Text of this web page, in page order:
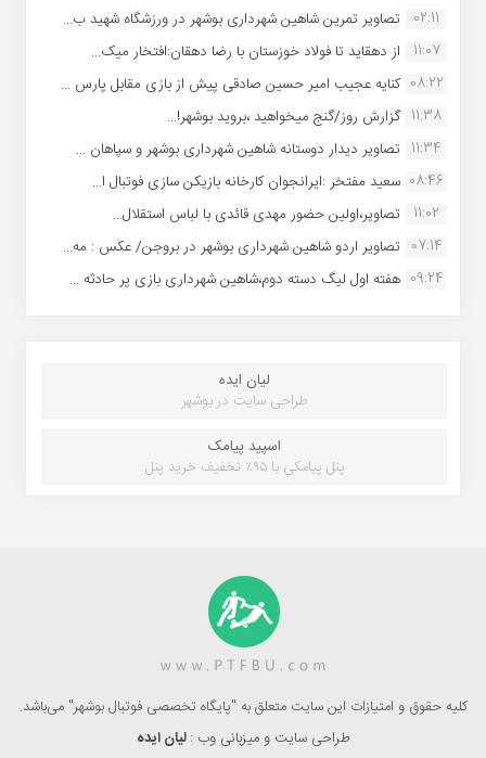
02:11
تصاویر تمرین شاهین شهردارى بوشهر در ورزشگاه شهید ب...
11:07
از دهقاید تا فولاد خوزستان با رضا دهقان:افتخار میک...
08:22 کنایه عجیب امیر حسین صادقی پیش از بازی مقابل پارس ...
11:38 گزارش روز/گنج میخواهید ،بروید بوشهر!...
11:34 تصاویر دیدار دوستانه شاهین شهردارى بوشهر و سپاهان ...
08:46 سعید مفتخر :ایرانجوان کارخانه بازیکن سازی فوتبال ا...
11:02
تصاویر،اولین حضور مهدی قائدی با لباس استقلال...
07:14 تصاویر اردو شاهین شهرداری بوشهر در بروجن/ عکس : مه...
09:24 هفته اول لیگ دسته دوم،شاهین شهرداری بازی پر حادثه ...
لیان ایده
طراحی سایت در بوشهر
اسپید پیامک
پنل پیامکی با ۹۵٪ تخفیف خرید پنل
کلیه حقوق و امتیازات این سایت متعلق به "پایگاه تخصصی فوتبال بوشهر" می‌باشد.
طراحی سایت و میزبانی وب :لیان ایده